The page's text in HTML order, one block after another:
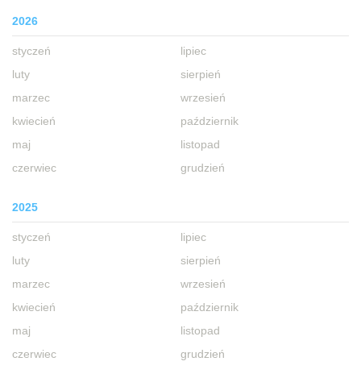
2026
styczeń
luty
marzec
kwiecień
maj
czerwiec
lipiec
sierpień
wrzesień
październik
listopad
grudzień
2025
styczeń
luty
marzec
kwiecień
maj
czerwiec
lipiec
sierpień
wrzesień
październik
listopad
grudzień